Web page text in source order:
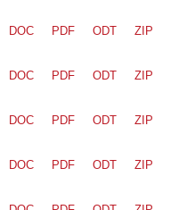
ZIP
ODT
PDF
DOC
ZIP
ODT
PDF
DOC
ZIP
ODT
PDF
DOC
ZIP
ODT
PDF
DOC